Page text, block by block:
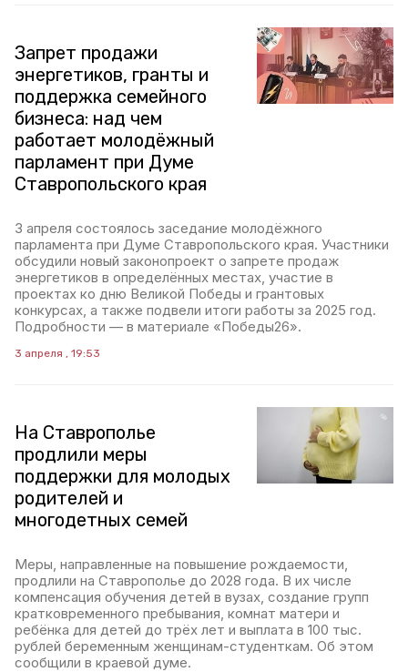
Запрет продажи
энергетиков, гранты и
поддержка семейного
бизнеса: над чем
работает молодёжный
парламент при Думе
Ставропольского края
3 апреля состоялось заседание молодёжного
парламента при Думе Ставропольского края. Участники
обсудили новый законопроект о запрете продаж
энергетиков в определённых местах, участие в
проектах ко дню Великой Победы и грантовых
конкурсах, а также подвели итоги работы за 2025 год.
Подробности — в материале «Победы26».
3 апреля , 19:53
На Ставрополье
продлили меры
поддержки для молодых
родителей и
многодетных семей
Меры, направленные на повышение рождаемости,
продлили на Ставрополье до 2028 года. В их числе
компенсация обучения детей в вузах, создание групп
кратковременного пребывания, комнат матери и
ребёнка для детей до трёх лет и выплата в 100 тыс.
рублей беременным женщинам-студенткам. Об этом
сообщили в краевой думе.